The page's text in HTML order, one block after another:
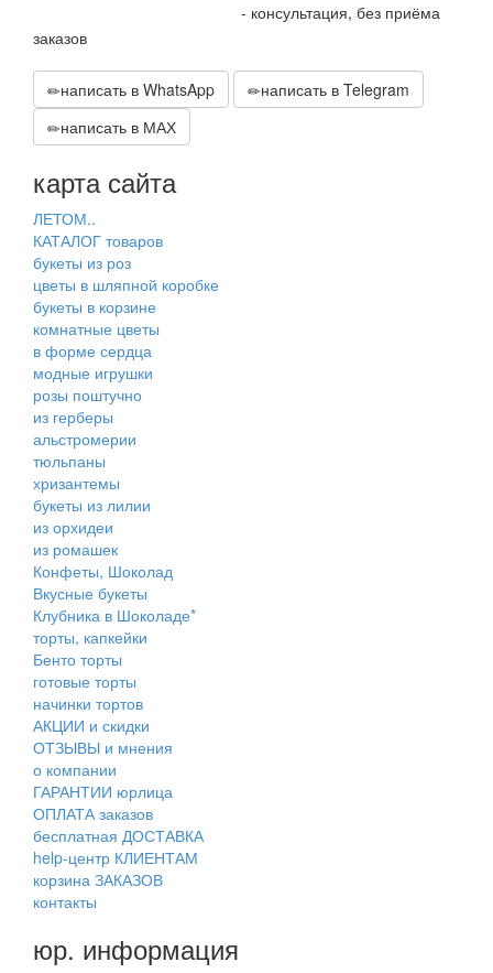
- консультация, без приёма
заказов
написать в WhatsApp
написать в Telegram
написать в МАХ
карта сайта
ЛЕТОМ..
КАТАЛОГ товаров
букеты из роз
цветы в шляпной коробке
букеты в корзине
комнатные цветы
в форме сердца
модные игрушки
розы поштучно
из герберы
альстромерии
тюльпаны
хризантемы
букеты из лилии
из орхидеи
из ромашек
Конфеты, Шоколад
Вкусные букеты
Клубника в Шоколаде*
торты, капкейки
Бенто торты
готовые торты
начинки тортов
АКЦИИ и скидки
ОТЗЫВЫ и мнения
о компании
ГАРАНТИИ юрлица
ОПЛАТА заказов
бесплатная ДОСТАВКА
help-центр КЛИЕНТАМ
корзина ЗАКАЗОВ
контакты
юр. информация